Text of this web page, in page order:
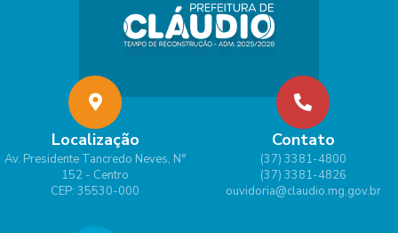
Localização
Av. Presidente Tancredo Neves, N°
152 - Centro
CEP: 35530-000
Contato
(37) 3381-4800
(37) 3381-4826
ouvidoria@claudio.mg.gov.br